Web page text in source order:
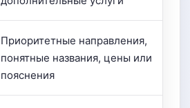
Приоритетные направления,
понятные названия, цены или
пояснения